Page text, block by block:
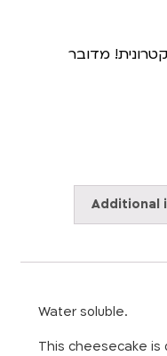
מדובר
Additional
Water soluble.
This cheesecake is